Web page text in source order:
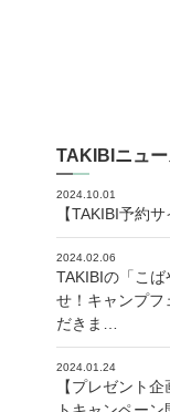
TAKIBIニュー
2024.10.01
【TAKIBI予約
2024.02.06
TAKIBIの「こ
せ！キャンプフ
だきま…
2024.01.24
【プレゼント